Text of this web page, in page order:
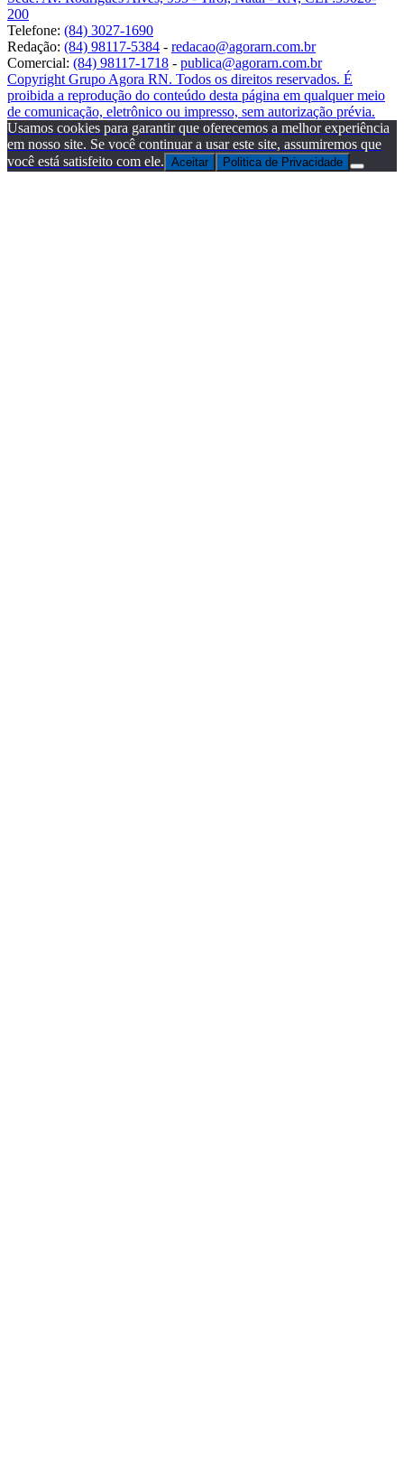
200
Telefone: (84) 3027-1690
Redação: (84) 98117-5384 - redacao@agorarn.com.br
Comercial: (84) 98117-1718 - publica@agorarn.com.br
Copyright Grupo Agora RN. Todos os direitos reservados. É
proibida a reprodução do conteúdo desta página em qualquer meio
de comunicação, eletrônico ou impresso, sem autorização prévia.
Usamos cookies para garantir que oferecemos a melhor experiência
em nosso site. Se você continuar a usar este site, assumiremos que
você está satisfeito com ele. Aceitar Politica de Privacidade